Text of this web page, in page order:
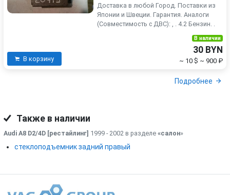
Доставка в любой Город. Поставки из
Японии и Швеции. Гарантия. Аналоги
(Совместимость с ДВС): , . 4.2 Бензин. .
В корзину
В наличии
30 BYN
~ 10 $ ~ 900 ₽
Подробнее
Также в наличии
Audi A8 D2/4D [рестайлинг] 1999 - 2002 в разделе «салон»
стеклоподъемник задний правый